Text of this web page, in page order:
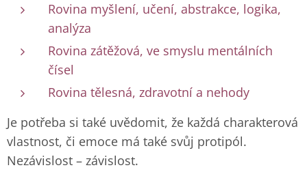
Rovina myšlení, učení, abstrakce, logika,
analýza
Rovina zátěžová, ve smyslu mentálních
čísel
Rovina tělesná, zdravotní a nehody
Je potřeba si také uvědomit, že každá charakterová
vlastnost, či emoce má také svůj protipól.
Nezávislost – závislost.